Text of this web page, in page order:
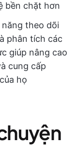
bền chặt hơn
năng theo dõi
phân tích các
giúp nâng cao
cung cấp
họ